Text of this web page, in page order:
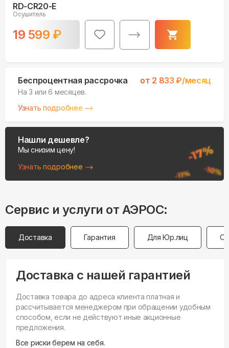
RD-CR20-E
Осушитель
19 599 ₽
Беспроцентная рассрочка от 2 833 ₽/месяц
На 3 или 6 месяцев.
Узнать подробнее
Нашли дешевле?
Мы снизим цену!
Узнать подробнее
Сервис и услуги от АЭРОС:
Доставка Гарантия Для Юр.лиц
Доставка с нашей гарантией
Доставка товара до адреса клиента платная и
рассчитывается менеджером при обращении удобным
способом, если не действуют иные акционные
предложения.
Все риски берем на себя.